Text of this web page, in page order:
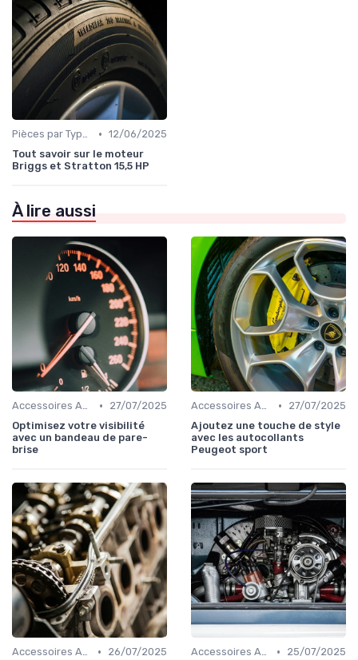
Pièces par Type (Freins, Moteur, etc.) • 12/06/2025
Tout savoir sur le moteur
Briggs et Stratton 15,5 HP
À lire aussi
Accessoires Auto •
27/07/2025
Optimisez votre visibilité
avec un bandeau de pare-
brise
Accessoires Auto •
27/07/2025
Ajoutez une touche de style
avec les autocollants
Peugeot sport
Accessoires Auto •
26/07/2025
Accessoires Auto •
25/07/2025